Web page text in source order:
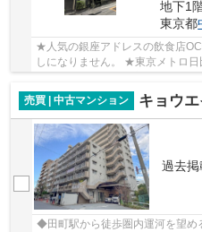
地下1
東京都
★人気の銀座アドレスの飲食店
しになりません。 ★東京メトロ
売買 | 中古マンション
キョウ
過去
◆田町駅から徒歩圏内運河を望め